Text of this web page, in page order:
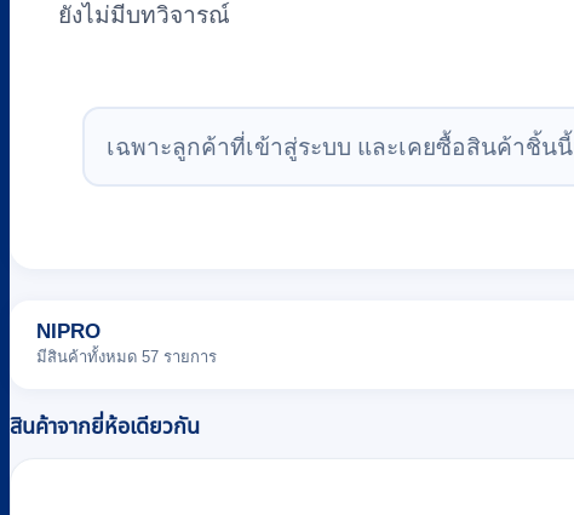
ยังไม่มีบทวิจารณ์
เฉพาะลูกค้าที่เข้าสู่ระบบ และเคยซื้อสินค้าชิ้น
NIPRO
มีสินค้าทั้งหมด 57 รายการ
สินค้าจากยี่ห้อเดียวกัน